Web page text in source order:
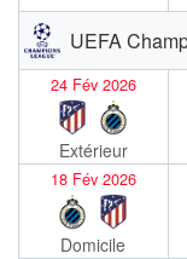
UEFA
24 Fév 2026
Extérieur
18 Fév 2026
Domicile